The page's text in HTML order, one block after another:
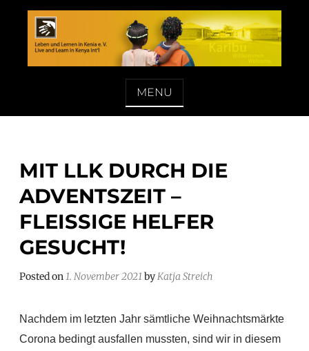
content
LEBEN UND LERNEN IN KENIA E. V.
MENU
MIT LLK DURCH DIE
ADVENTSZEIT –
FLEISSIGE HELFER G
ESUCHT!
Posted on1. November 2021 byKatja Streich
Nachdem im letzten Jahr sämtliche Weihnachtsmärkte
Corona bedingt ausfallen mussten, sind wir in diesem